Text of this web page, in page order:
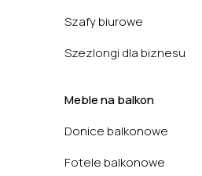
Szafy biurowe
Szezlongi dla biznesu
Meble na balkon
Donice balkonowe
Fotele balkonowe